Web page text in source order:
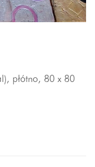
płótno, 80 x 80